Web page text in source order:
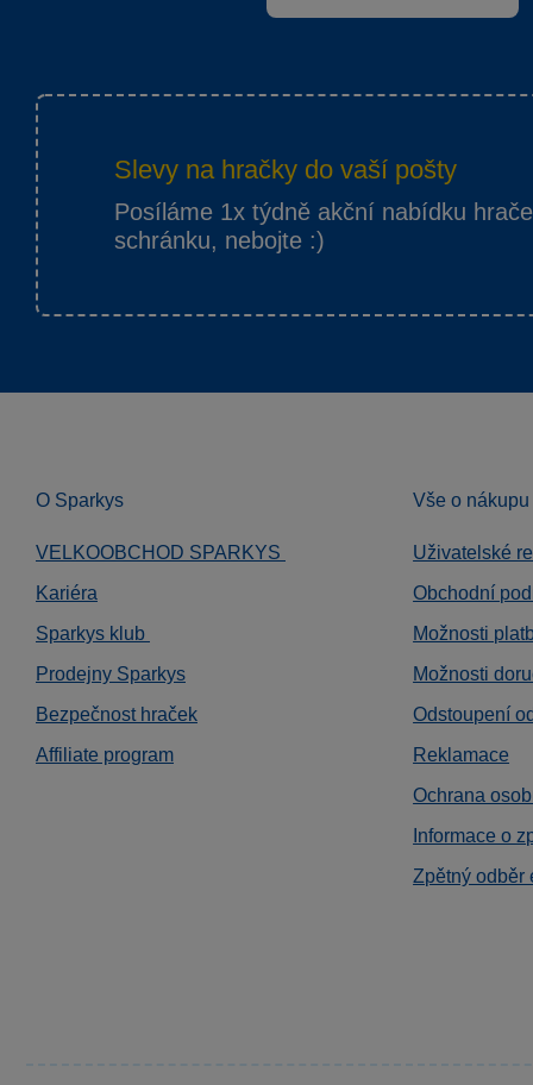
Slevy na hračky do vaší pošty
Posíláme 1x týdně akční nabídku
schránku, nebojte :)
O Sparkys
VELKOOBCHOD SPARKYS
Kariéra
Sparkys klub
Prodejny Sparkys
Bezpečnost hraček
Affiliate program
Vše o nákupu
Uživatelské
Obchodní
Možnosti
Možnosti
Odstoupení
Reklamace
Ochrana
Informace o
Zpětný odběr